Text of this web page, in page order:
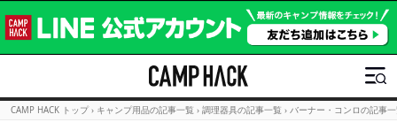
CAMP HACK トップ › キャンプ用品の記事一覧 › 調理器具の記事一覧 › バーナー・コンロの記事